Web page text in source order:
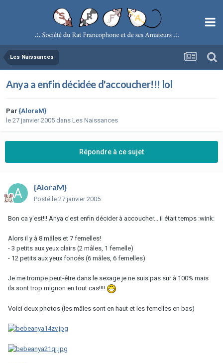
Les Naissances
Anya a enfin décidée d'accoucher!!! lol
Par{AloraM}
le 27 janvier 2005 dans Les Naissances
Répondre à ce sujet
{AloraM}
Posté le 27 janvier 2005
Bon ca y'est!!! Anya c'est enfin décider à accoucher... il était temps :wink:
Alors il y à 8 mâles et 7 femelles!
- 3 petits aux yeux clairs (2 mâles, 1 femelle)
- 12 petits aux yeux foncés (6 mâles, 6 femelles)
Je me trompe peut-être dans le sexage je ne suis pas sur à 100% mais
ils sont trop mignon en tout cas!!!!
Voici deux photos (les mâles sont en haut et les femelles en bas)